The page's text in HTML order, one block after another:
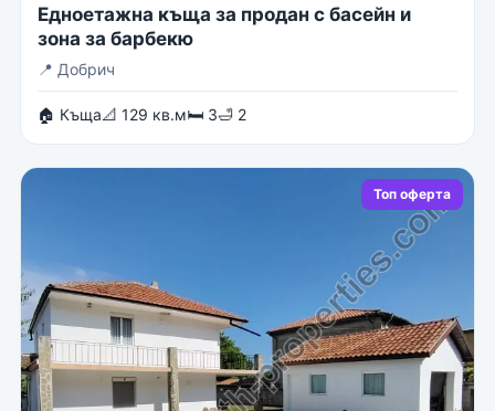
Едноетажна къща за продан с басейн и
зона за барбекю
📍 Добрич
🏠 Къща📐 129 кв.м🛏 3🛁 2
Топ оферта